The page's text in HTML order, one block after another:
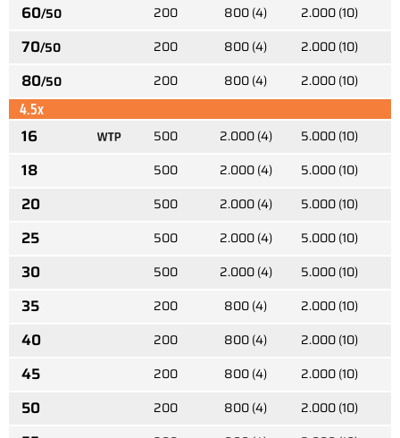
60/50 200 800 (4) 2.000 (10)
70/50 200 800 (4) 2.000 (10)
80/50 200 800 (4) 2.000 (10)
4.5x
16
500 2.000 (4) 5.000 (10)
18 500 2.000 (4) 5.000 (10)
20 500 2.000 (4) 5.000 (10)
25 500 2.000 (4) 5.000 (10)
30 500 2.000 (4) 5.000 (10)
35 200 800 (4) 2.000 (10)
40 200 800 (4) 2.000 (10)
45 200 800 (4) 2.000 (10)
50 200 800 (4) 2.000 (10)